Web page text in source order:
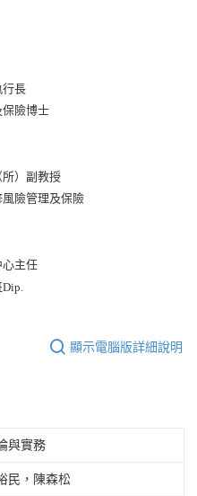
行長
險博士
）副教授
險管理及保險
心主任
顯示電腦版詳細說明
與實務
民，陳森松